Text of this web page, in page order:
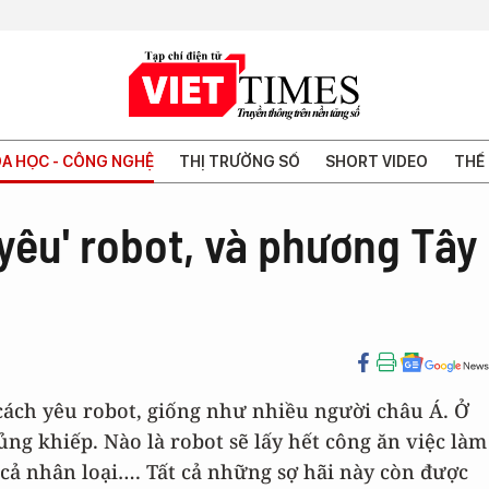
HỌC - CÔNG NGHỆ THỊ TRƯỜNG SỐ SHORT VIDEO THẾ
robot, và phương Tây
yêu robot, giống như nhiều người châu Á. Ở
khiếp. Nào là robot sẽ lấy hết công ăn việc làm
nhân loại…. Tất cả những sợ hãi này còn được